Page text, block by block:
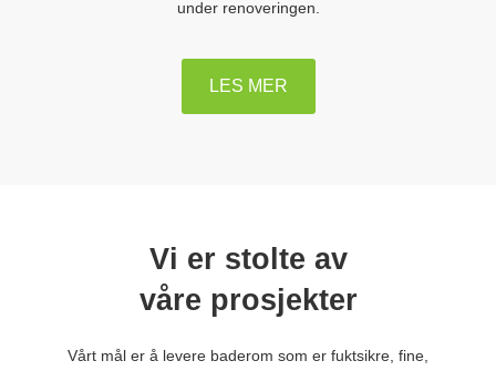
under renoveringen.
LES MER
Vi er stolte av
våre prosjekter
Vårt mål er å levere baderom som er fuktsikre, fine,